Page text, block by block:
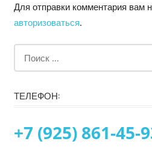
Для отправки комментария вам
авторизоваться.
ТЕЛЕФОН:
+7 (925) 861-45-